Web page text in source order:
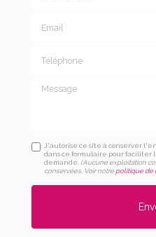
Message
J'autorise ce site à conserver
dans ce formulaire pour
demande. (Aucune exploitation
conservées. Voir notre politique de